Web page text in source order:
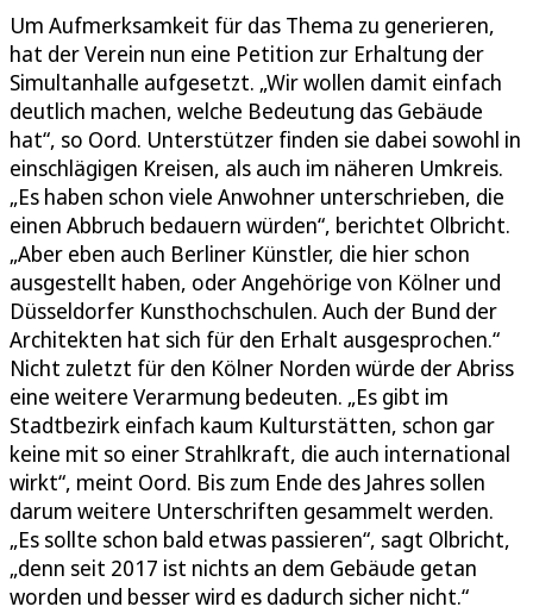
Um Aufmerksamkeit für das Thema zu generieren,
hat der Verein nun eine Petition zur Erhaltung der
Simultanhalle aufgesetzt. „Wir wollen damit einfach
deutlich machen, welche Bedeutung das Gebäude
hat“, so Oord. Unterstützer finden sie dabei sowohl in
einschlägigen Kreisen, als auch im näheren Umkreis.
„Es haben schon viele Anwohner unterschrieben, die
einen Abbruch bedauern würden“, berichtet Olbricht.
„Aber eben auch Berliner Künstler, die hier schon
ausgestellt haben, oder Angehörige von Kölner und
Düsseldorfer Kunsthochschulen. Auch der Bund der
Architekten hat sich für den Erhalt ausgesprochen.“
Nicht zuletzt für den Kölner Norden würde der Abriss
eine weitere Verarmung bedeuten. „Es gibt im
Stadtbezirk einfach kaum Kulturstätten, schon gar
keine mit so einer Strahlkraft, die auch international
wirkt“, meint Oord. Bis zum Ende des Jahres sollen
darum weitere Unterschriften gesammelt werden.
„Es sollte schon bald etwas passieren“, sagt Olbricht,
„denn seit 2017 ist nichts an dem Gebäude getan
worden und besser wird es dadurch sicher nicht.“